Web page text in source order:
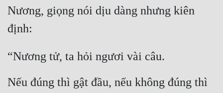
Nương, giọng nói dịu dàng nhưng kiên
định:
“Nương tử, ta hỏi ngươi vài câu.
Nếu đúng thì gật đầu, nếu không đúng thì